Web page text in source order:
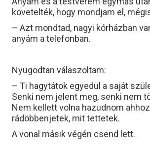
követelték, hogy mondjam el,
– Azt mondtad, nagyi kórházban
anyám a telefonban.
Nyugodtan válaszoltam:
– Ti hagytátok egyedül a saját
Senki nem jelent meg, senki nem
Nem kellett volna hazudnom
rádöbbenjetek, mit tettetek.
A vonal másik végén csend lett.